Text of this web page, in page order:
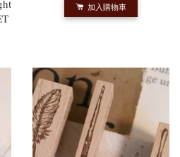
加入購物車